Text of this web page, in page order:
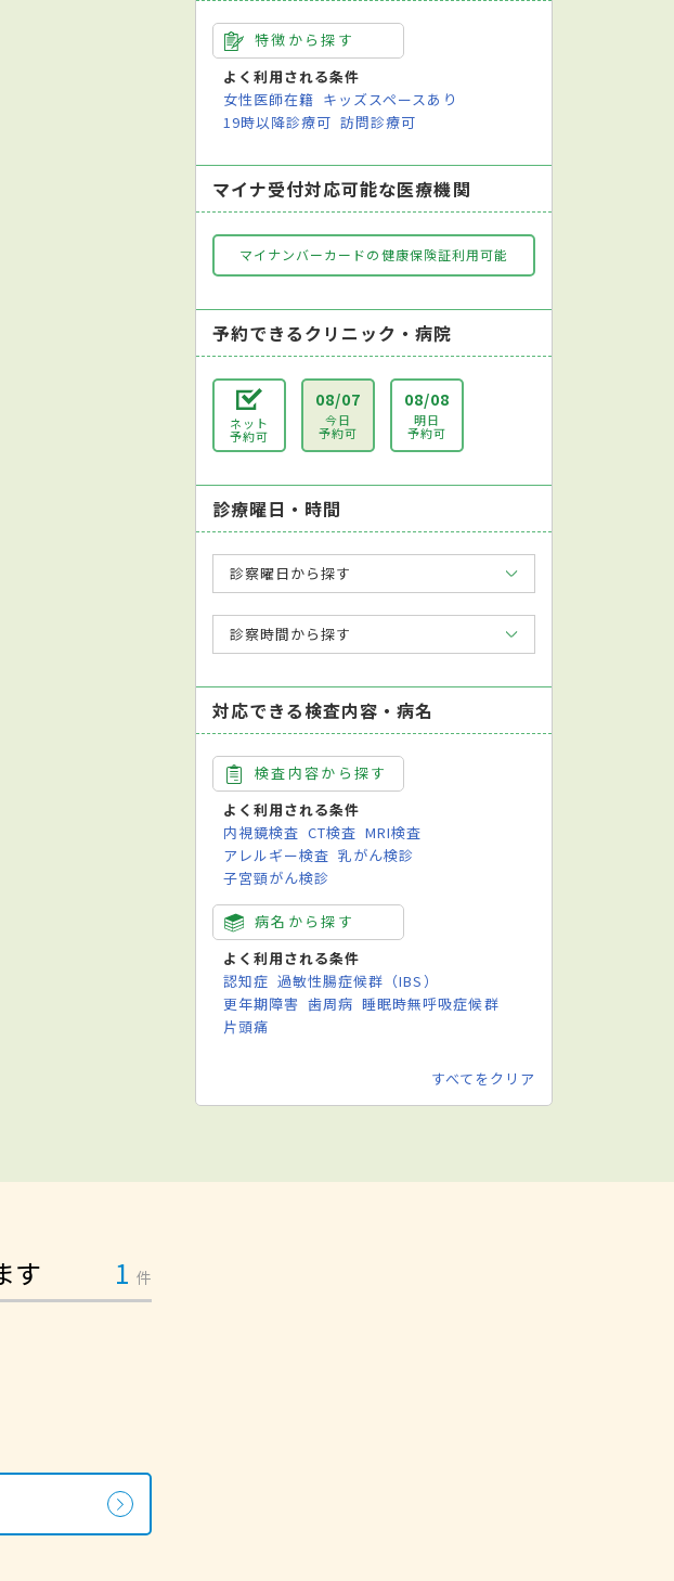
特徴から探す
よく利用される条件
女性医師在籍 キッズスペースあり
19時以降診療可 訪問診療可
マイナ受付対応可能な医療機関
マイナンバーカードの健康保険証利用可能
予約できるクリニック・病院
ネット
予約可
08/07
今日
予約可
08/08
明日
予約可
診療曜日・時間
診察曜日から探す
診察時間から探す
対応できる検査内容・病名
検査内容から探す
よく利用される条件
内視鏡検査 CT検査 MRI検査
アレルギー検査 乳がん検診
子宮頸がん検診
病名から探す
よく利用される条件
認知症 過敏性腸症候群（IBS）
更年期障害 歯周病 睡眠時無呼吸症候群
片頭痛
すべてをクリア
す 1 件